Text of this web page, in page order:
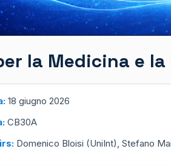
la Medicina e la
18 giugno 2026
CB30A
Domenico Bloisi (UniInt), Stefano